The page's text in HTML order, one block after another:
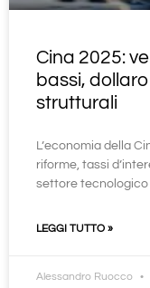
Cina 2025:
bassi,
strutturali
L’economia della
riforme, tassi
settore tecnologico
LEGGI TUTTO »
Alessandro Ruocco